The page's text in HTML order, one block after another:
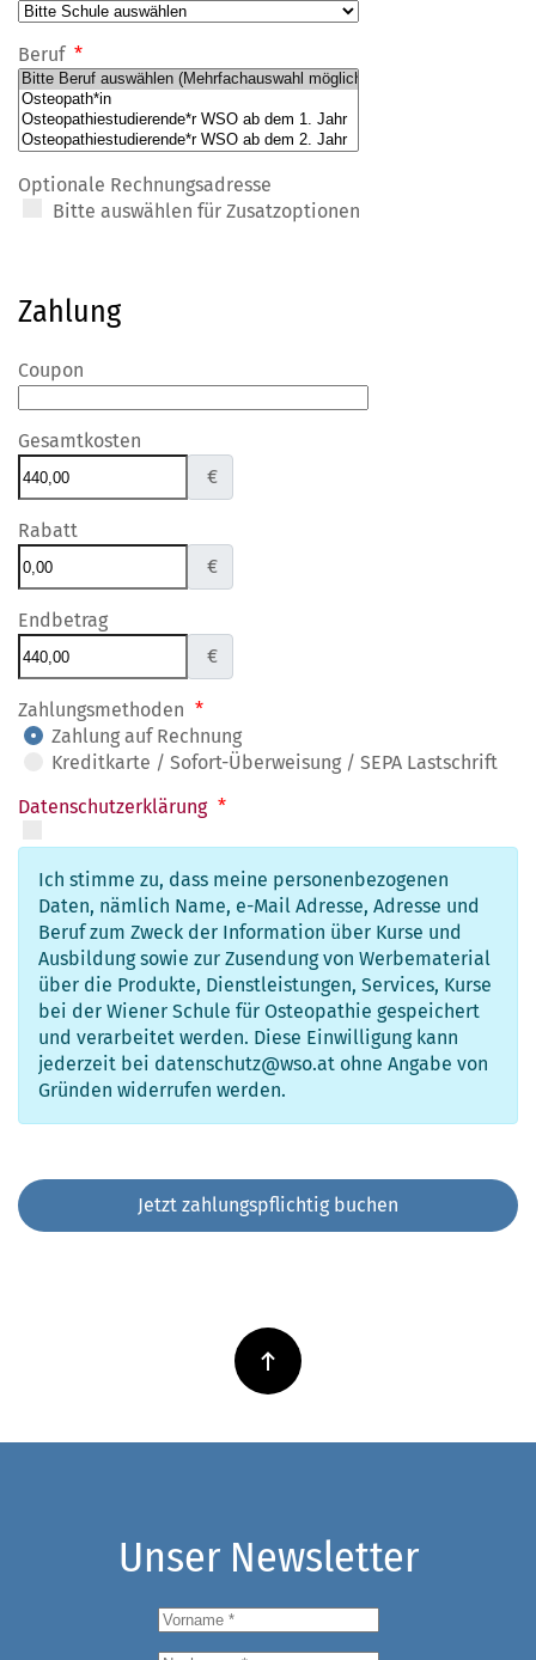
Beruf *
Optionale Rechnungsadresse
Bitte auswählen für Zusatzoptionen
Zahlung
Coupon
Gesamtkosten
€
Rabatt
€
Endbetrag
€
Zahlungsmethoden *
Zahlung auf Rechnung
Kreditkarte / Sofort-Überweisung / SEPA Lastschrift
Datenschutzerklärung *
Ich stimme zu, dass meine personenbezogenen
Daten, nämlich Name, e-Mail Adresse, Adresse und
Beruf zum Zweck der Information über Kurse und
Ausbildung sowie zur Zusendung von Werbematerial
über die Produkte, Dienstleistungen, Services, Kurse
bei der Wiener Schule für Osteopathie gespeichert
und verarbeitet werden. Diese Einwilligung kann
jederzeit bei datenschutz@wso.at ohne Angabe von
Gründen widerrufen werden.
Unser Newsletter